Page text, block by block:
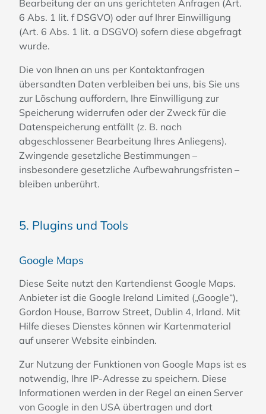
Bearbeitung der an uns gerichteten Anfragen (Art.
6 Abs. 1 lit. f DSGVO) oder auf Ihrer Einwilligung
(Art. 6 Abs. 1 lit. a DSGVO) sofern diese abgefragt
wurde.
Die von Ihnen an uns per Kontaktanfragen
übersandten Daten verbleiben bei uns, bis Sie uns
zur Löschung auffordern, Ihre Einwilligung zur
Speicherung widerrufen oder der Zweck für die
Datenspeicherung entfällt (z. B. nach
abgeschlossener Bearbeitung Ihres Anliegens).
Zwingende gesetzliche Bestimmungen –
insbesondere gesetzliche Aufbewahrungsfristen –
bleiben unberührt.
5. Plugins und Tools
Google Maps
Diese Seite nutzt den Kartendienst Google Maps.
Anbieter ist die Google Ireland Limited („Google“),
Gordon House, Barrow Street, Dublin 4, Irland. Mit
Hilfe dieses Dienstes können wir Kartenmaterial
auf unserer Website einbinden.
Zur Nutzung der Funktionen von Google Maps ist es
notwendig, Ihre IP-Adresse zu speichern. Diese
Informationen werden in der Regel an einen Server
von Google in den USA übertragen und dort